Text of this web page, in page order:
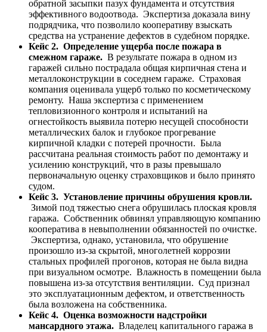
обратной засыпки пазух фундамента и отсутствия
эффективного водоотвода. Экспертиза доказала вину
подрядчика, что позволило кооперативу взыскать
средства на устранение дефектов в судебном порядке.
Кейс 2. Определение ущерба после пожара в
смежном гараже. В результате пожара в одном из
гаражей сильно пострадала общая кирпичная стена и
металлоконструкции в соседнем гараже. Страховая
компания оценивала ущерб только по косметическому
ремонту. Наша экспертиза с применением
тепловизионного контроля и испытаний на
огнестойкость выявила потерю несущей способности
металлических балок и глубокое прогревание
кирпичной кладки с потерей прочности. Была
рассчитана реальная стоимость работ по демонтажу и
усилению конструкций, что в разы превышало
первоначальную оценку страховщиков и было принято
судом.
Кейс 3. Установление причины обрушения кровли.
Зимой под тяжестью снега обрушилась плоская кровля
гаража. Собственник обвинял управляющую компанию
кооператива в невыполнении обязанностей по очистке.
Экспертиза, однако, установила, что обрушение
произошло из-за скрытой, многолетней коррозии
стальных профилей прогонов, которая не была видна
при визуальном осмотре. Влажность в помещении была
повышена из-за отсутствия вентиляции. Суд признал
это эксплуатационным дефектом, и ответственность
была возложена на собственника.
Кейс 4. Оценка возможности надстройки
мансардного этажа. Владелец капитального гаража в